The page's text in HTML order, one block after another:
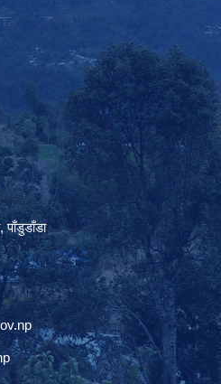
पाँडुडाँडा